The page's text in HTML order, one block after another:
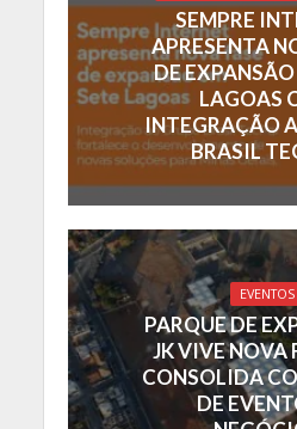
SEMPRE
APRESENTA
DE EXPANSÃO
LAGOAS
INTEGRAÇÃO
BRASIL
EVENTOS
PARQUE DE
JK VIVE NOVA
CONSOLIDA
DE